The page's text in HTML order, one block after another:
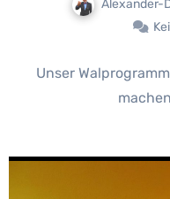
Alexander-
Unser